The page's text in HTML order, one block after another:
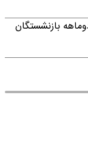
بازنشستگان